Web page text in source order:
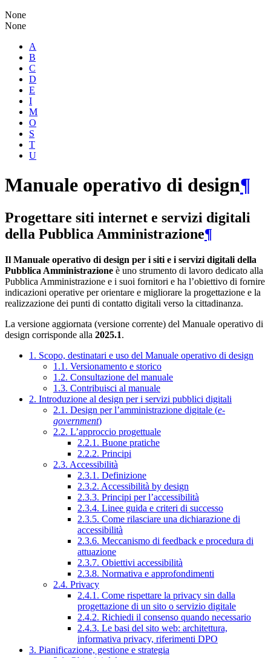
None
None
A
B
C
D
E
I
M
O
S
T
U
Manuale operativo di design¶
Progettare siti internet e servizi digitali
della Pubblica Amministrazione¶
Il Manuale operativo di design per i siti e i servizi digitali della
Pubblica Amministrazione è uno strumento di lavoro dedicato alla
Pubblica Amministrazione e i suoi fornitori e ha l’obiettivo di fornire
indicazioni operative per orientare e migliorare la progettazione e la
realizzazione dei punti di contatto digitali verso la cittadinanza.
La versione aggiornata (versione corrente) del Manuale operativo di
design corrisponde alla 2025.1.
1. Scopo, destinatari e uso del Manuale operativo di design
1.1. Versionamento e storico
1.2. Consultazione del manuale
1.3. Contribuisci al manuale
2. Introduzione al design per i servizi pubblici digitali
2.1. Design per l’amministrazione digitale (e-
government)
2.2. L’approccio progettuale
2.2.1. Buone pratiche
2.2.2. Principi
2.3. Accessibilità
2.3.1. Definizione
2.3.2. Accessibilità by design
2.3.3. Principi per l’accessibilità
2.3.4. Linee guida e criteri di successo
2.3.5. Come rilasciare una dichiarazione di
accessibilità
2.3.6. Meccanismo di feedback e procedura di
attuazione
2.3.7. Obiettivi accessibilità
2.3.8. Normativa e approfondimenti
2.4. Privacy
2.4.1. Come rispettare la privacy sin dalla
progettazione di un sito o servizio digitale
2.4.2. Richiedi il consenso quando necessario
2.4.3. Le basi del sito web: architettura,
informativa privacy, riferimenti DPO
3. Pianificazione, gestione e strategia